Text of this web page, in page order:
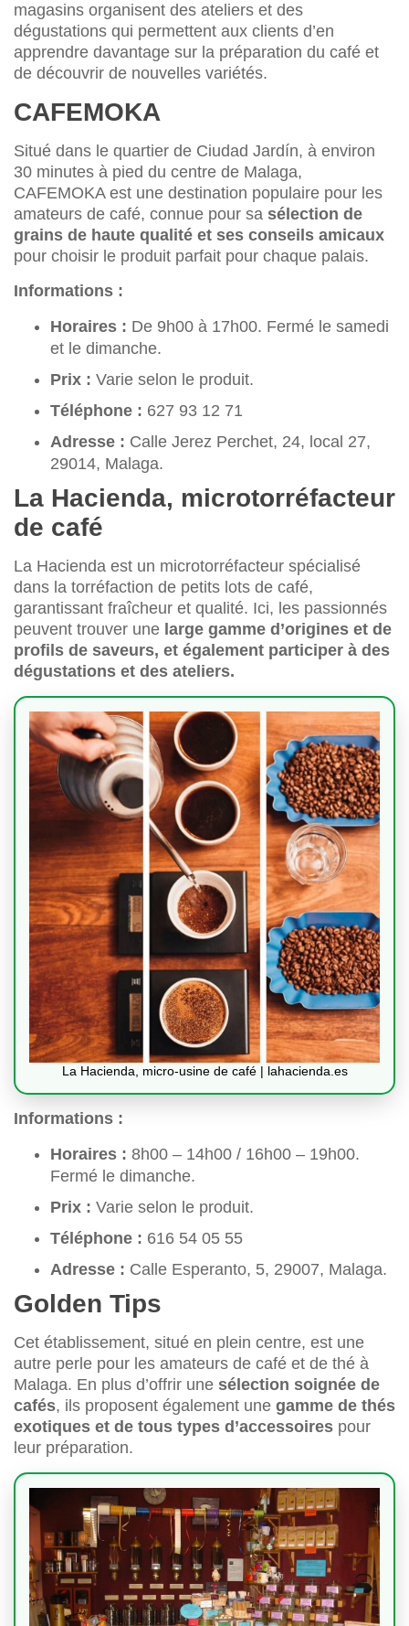
magasins organisent des ateliers et des
dégustations qui permettent aux clients d’en
apprendre davantage sur la préparation du café et
de découvrir de nouvelles variétés.
CAFEMOKA
Situé dans le quartier de Ciudad Jardín, à environ
30 minutes à pied du centre de Malaga,
CAFEMOKA est une destination populaire pour les
amateurs de café, connue pour sa sélection de
grains de haute qualité et ses conseils amicaux
pour choisir le produit parfait pour chaque palais.
Informations :
Horaires : De 9h00 à 17h00. Fermé le samedi
et le dimanche.
Prix : Varie selon le produit.
Téléphone : 627 93 12 71
Adresse : Calle Jerez Perchet, 24, local 27,
29014, Malaga.
La Hacienda, microtorréfacteur
de café
La Hacienda est un microtorréfacteur spécialisé
dans la torréfaction de petits lots de café,
garantissant fraîcheur et qualité. Ici, les passionnés
peuvent trouver une large gamme d’origines et de
profils de saveurs, et également participer à des
dégustations et des ateliers.
La Hacienda, micro-usine de café | lahacienda.es
Informations :
Horaires : 8h00 – 14h00 / 16h00 – 19h00.
Fermé le dimanche.
Prix : Varie selon le produit.
Téléphone : 616 54 05 55
Adresse : Calle Esperanto, 5, 29007, Malaga.
Golden Tips
Cet établissement, situé en plein centre, est une
autre perle pour les amateurs de café et de thé à
Malaga. En plus d’offrir une sélection soignée de
cafés, ils proposent également une gamme de thés
exotiques et de tous types d’accessoires pour
leur préparation.